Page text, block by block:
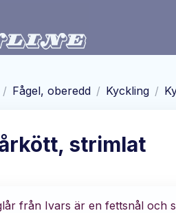
/ Fågel, oberedd / Kyckling /
strimlat
från Ivars är en fettsnål och